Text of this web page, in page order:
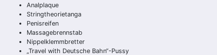
Analplaque
Stringtheorietanga
Penisreifen
Massagebrennstab
Nippelklemmbretter
„Travel with Deutsche Bahn“-Pussy